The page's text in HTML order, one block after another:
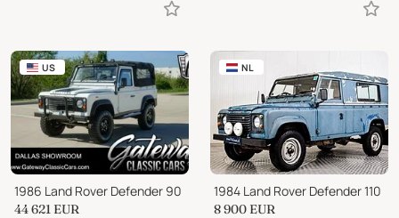
US
1986 Land Rover Defender 90
44 621 EUR
NL
1984 Land Rover Defender 110
8 900 EUR